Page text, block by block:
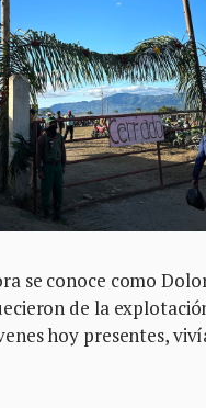
se conoce como
de la
hoy presentes,